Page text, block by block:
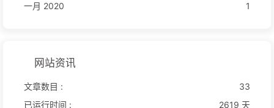
一月 2020
1
网站资讯
文章数目 :
33
已运行时间 :
2619 天